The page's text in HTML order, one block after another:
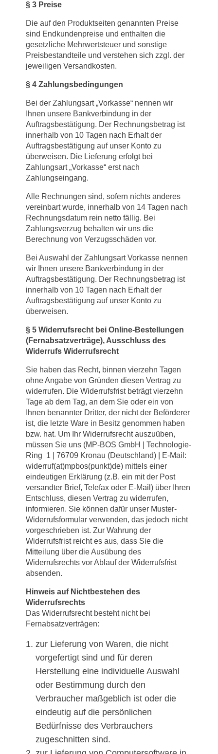
§ 3 Preise
Die auf den Produktseiten genannten Preise
sind Endkundenpreise und enthalten die
gesetzliche Mehrwertsteuer und sonstige
Preisbestandteile und verstehen sich zzgl. der
jeweiligen Versandkosten.
§ 4 Zahlungsbedingungen
Bei der Zahlungsart „Vorkasse“ nennen wir
Ihnen unsere Bankverbindung in der
Auftragsbestätigung. Der Rechnungsbetrag ist
innerhalb von 10 Tagen nach Erhalt der
Auftragsbestätigung auf unser Konto zu
überweisen. Die Lieferung erfolgt bei
Zahlungsart „Vorkasse“ erst nach
Zahlungseingang.
Alle Rechnungen sind, sofern nichts anderes
vereinbart wurde, innerhalb von 14 Tagen nach
Rechnungsdatum rein netto fällig. Bei
Zahlungsverzug behalten wir uns die
Berechnung von Verzugsschäden vor.
Bei Auswahl der Zahlungsart Vorkasse nennen
wir Ihnen unsere Bankverbindung in der
Auftragsbestätigung. Der Rechnungsbetrag ist
innerhalb von 10 Tagen nach Erhalt der
Auftragsbestätigung auf unser Konto zu
überweisen.
§ 5 Widerrufsrecht bei Online-Bestellungen
(Fernabsatzverträge), Ausschluss des
Widerrufs Widerrufsrecht
Sie haben das Recht, binnen vierzehn Tagen
ohne Angabe von Gründen diesen Vertrag zu
widerrufen. Die Widerrufsfrist beträgt vierzehn
Tage ab dem Tag, an dem Sie oder ein von
Ihnen benannter Dritter, der nicht der Beförderer
ist, die letzte Ware in Besitz genommen haben
bzw. hat. Um Ihr Widerrufsrecht auszuüben,
müssen Sie uns (MP-BOS GmbH | Technologie-
Ring 1 | 76709 Kronau (Deutschland) | E-Mail:
widerruf(at)mpbos(punkt)de) mittels einer
eindeutigen Erklärung (z.B. ein mit der Post
versandter Brief, Telefax oder E-Mail) über Ihren
Entschluss, diesen Vertrag zu widerrufen,
informieren. Sie können dafür unser Muster-
Widerrufsformular verwenden, das jedoch nicht
vorgeschrieben ist. Zur Wahrung der
Widerrufsfrist reicht es aus, dass Sie die
Mitteilung über die Ausübung des
Widerrufsrechts vor Ablauf der Widerrufsfrist
absenden.
Hinweis auf Nichtbestehen des
Widerrufsrechts
Das Widerrufsrecht besteht nicht bei
Fernabsatzverträgen:
zur Lieferung von Waren, die nicht
vorgefertigt sind und für deren
Herstellung eine individuelle Auswahl
oder Bestimmung durch den
Verbraucher maßgeblich ist oder die
eindeutig auf die persönlichen
Bedürfnisse des Verbrauchers
zugeschnitten sind.